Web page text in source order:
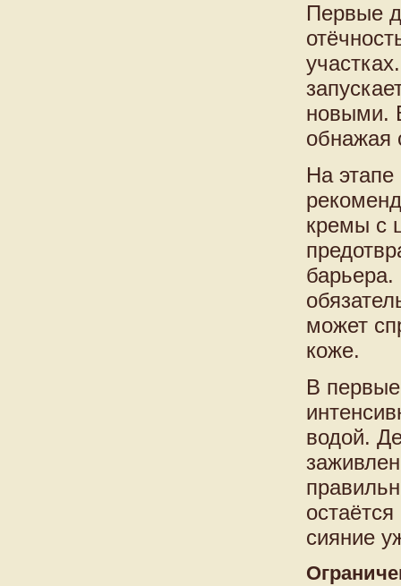
Первые
новыми.
обнажая
На
кремы с
может
коже.
В
водой.
сияние